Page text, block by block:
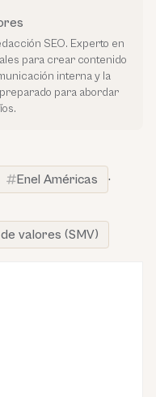
SEO. Experto en
para crear contenido
interna y la
para abordar
Enel Américas
·
valores (SMV)